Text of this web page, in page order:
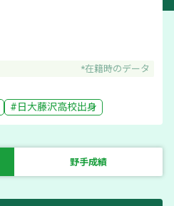
*在籍時のデータ
# 日大藤沢高校出身
野手成績